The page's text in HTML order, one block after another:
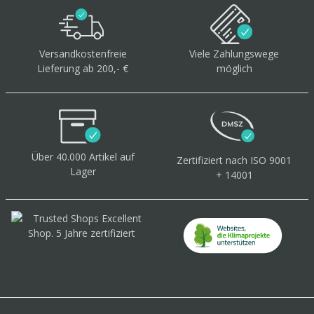
Versandkostenfreie
Lieferung ab 200,- €
Viele Zahlungswege
möglich
Über 40.000 Artikel auf
Lager
Zertifiziert nach ISO 9001
+ 14001